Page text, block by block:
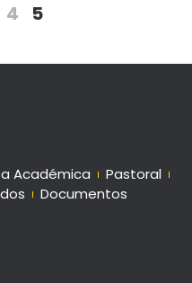
4 5
Académica
Pastoral
Documentos